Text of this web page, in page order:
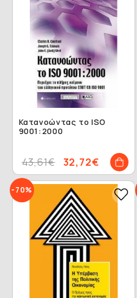
Κατανοώντας το ISO
9001:2000
32,72€
43,61€
-70%